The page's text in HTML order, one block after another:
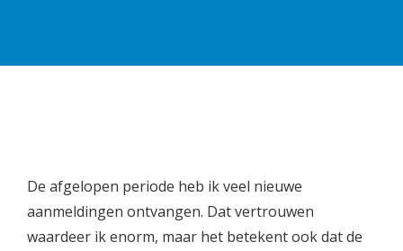
De afgelopen periode heb ik veel nieuwe
aanmeldingen ontvangen. Dat vertrouwen
waardeer ik enorm, maar het betekent ook dat de